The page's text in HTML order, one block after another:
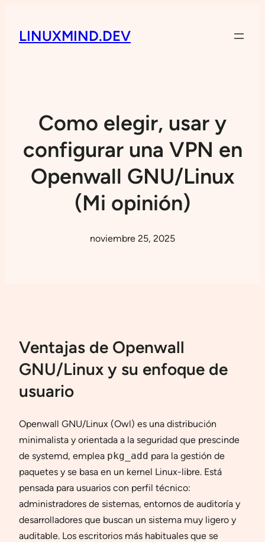
LINUXMIND.DEV
Como elegir, usar y
configurar una VPN en
Openwall GNU/Linux
(Mi opinión)
noviembre 25, 2025
Ventajas de Openwall
GNU/Linux y su enfoque de
usuario
Openwall GNU/Linux (Owl) es una distribución
minimalista y orientada a la seguridad que prescinde
de systemd, emplea pkg_add para la gestión de
paquetes y se basa en un kernel Linux-libre. Está
pensada para usuarios con perfil técnico:
administradores de sistemas, entornos de auditoría y
desarrolladores que buscan un sistema muy ligero y
auditable. Los escritorios más habituales que se